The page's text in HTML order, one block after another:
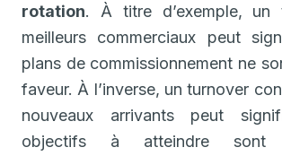
rotation. À titre d’exemple, un
meilleurs commerciaux peut
plans de commissionnement ne
faveur. À l’inverse, un turnover
nouveaux arrivants peut
objectifs à atteindre sont